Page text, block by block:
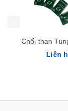
Chổi than
Liên